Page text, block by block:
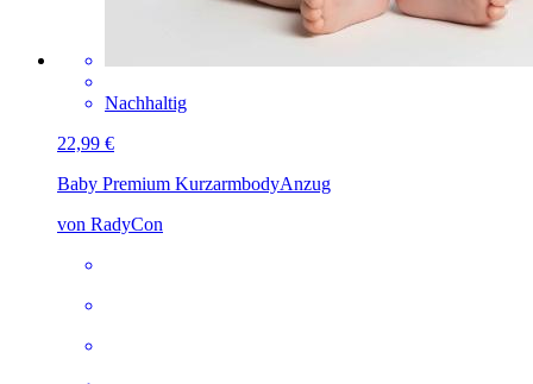
Nachhaltig
22,99 €
Baby Premium KurzarmbodyAnzug
von RadyCon